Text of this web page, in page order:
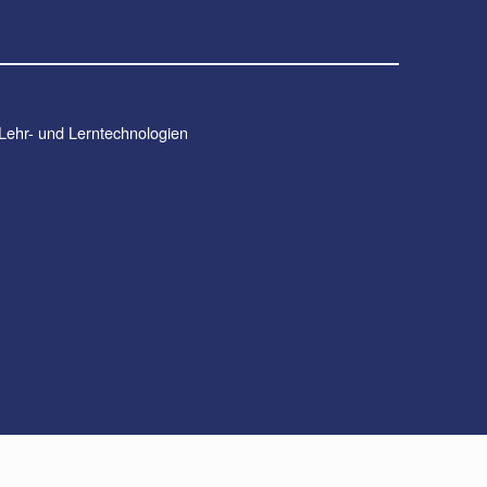
und Lerntechnologien